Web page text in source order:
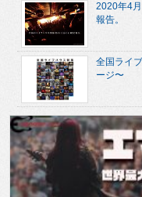
2020年4
報告。
全国ライ
ージ〜